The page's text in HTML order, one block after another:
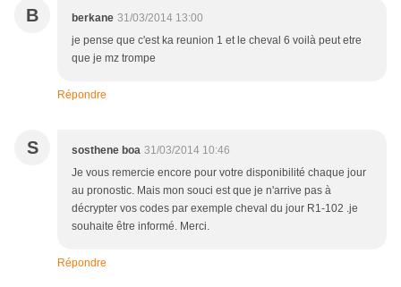
B berkane 31/03/2014 13:00
je pense que c'est ka reunion 1 et le cheval 6 voilà peut etre
que je mz trompe
Répondre
S sosthene boa 31/03/2014 10:46
Je vous remercie encore pour votre disponibilité chaque jour
au pronostic. Mais mon souci est que je n'arrive pas à
décrypter vos codes par exemple cheval du jour R1-102 .je
souhaite être informé. Merci.
Répondre